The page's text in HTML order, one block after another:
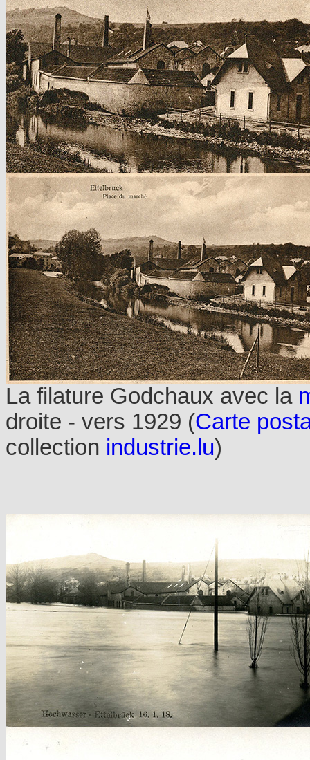
La filature Godchaux avec la
droite - vers 1929 (Carte
collection industrie.lu)